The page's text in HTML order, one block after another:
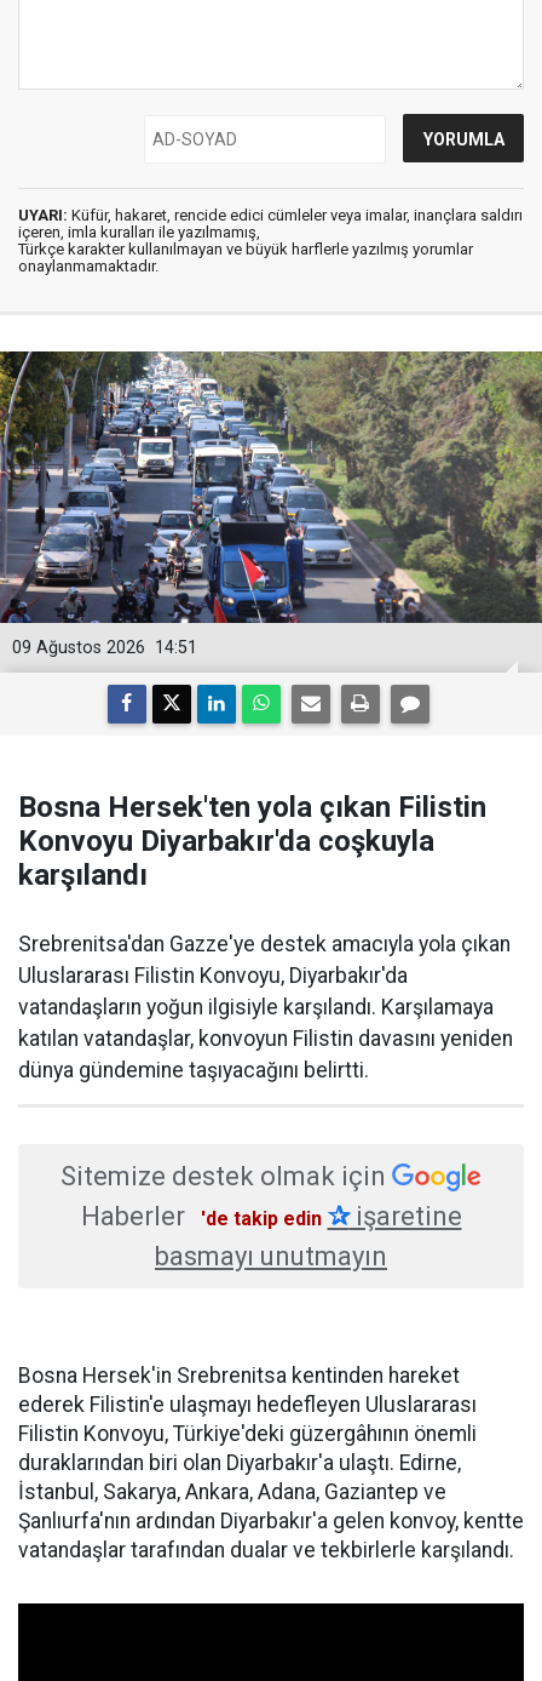
UYARI: Küfür, hakaret, rencide edici cümleler veya imalar, inançlara saldırı
içeren, imla kuralları ile yazılmamış,
Türkçe karakter kullanılmayan ve büyük harflerle yazılmış yorumlar
onaylanmamaktadır.
14:51
09 Ağustos 2026
Bosna Hersek'ten yola çıkan Filistin
Konvoyu Diyarbakır'da coşkuyla
karşılandı
Srebrenitsa'dan Gazze'ye destek amacıyla yola çıkan
Uluslararası Filistin Konvoyu, Diyarbakır'da
vatandaşların yoğun ilgisiyle karşılandı. Karşılamaya
katılan vatandaşlar, konvoyun Filistin davasını yeniden
dünya gündemine taşıyacağını belirtti.
Sitemize destek olmak için
Haberler
'de takip edin ✰işaretine
basmayı unutmayın
Bosna Hersek'in Srebrenitsa kentinden hareket
ederek Filistin'e ulaşmayı hedefleyen Uluslararası
Filistin Konvoyu, Türkiye'deki güzergâhının önemli
duraklarından biri olan Diyarbakır'a ulaştı. Edirne,
İstanbul, Sakarya, Ankara, Adana, Gaziantep ve
Şanlıurfa'nın ardından Diyarbakır'a gelen konvoy, kentte
vatandaşlar tarafından dualar ve tekbirlerle karşılandı.